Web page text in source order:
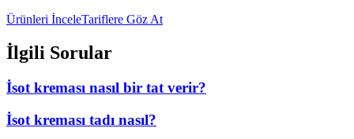
Ürünleri İnceleTariflere Göz At
İlgili Sorular
İsot kreması nasıl bir tat verir?
İsot kreması tadı nasıl?